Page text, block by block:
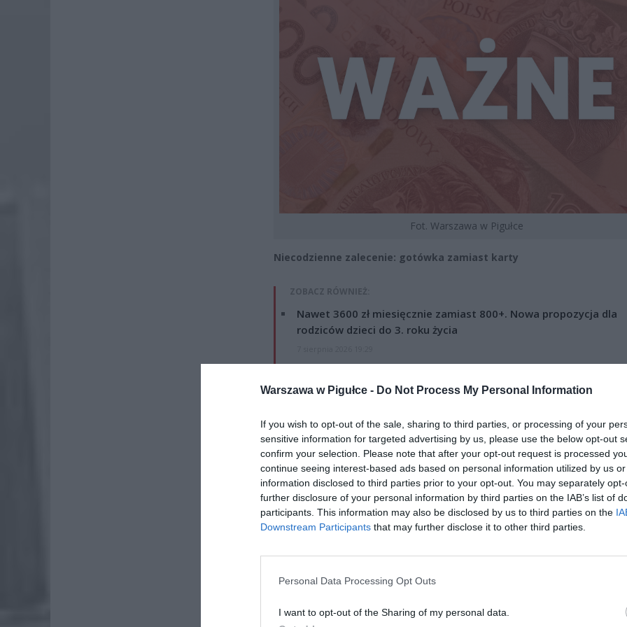
Warszawa w Pigułce - Do Not Process My Personal Information
If you wish to opt-out of the sale, sharing to third parties, or processing of your
sensitive information for targeted advertising by us, please use the below opt-out
confirm your selection. Please note that after your opt-out request is processed
continue seeing interest-based ads based on personal information utilized by us
information disclosed to third parties prior to your opt-out. You may separately
further disclosure of your personal information by third parties on the IAB’s list of
participants. This information may also be disclosed by us to third parties on the
Downstream Participants that may further disclose it to other third parties.
Personal Data Processing Opt Outs
I want to opt-out of the Sharing of my personal data.
Fot. Warszawa w Pigułce
Niecodzienne zalecenie: gotówka zamiast karty
ZOBACZ RÓWNIEŻ:
Nawet 3600 zł miesięcznie zamiast 800+. Nowa propozycja dla
rodziców dzieci do 3. roku życia
wynieść wypłata przy emeryturze od 2200 do 2700 zł